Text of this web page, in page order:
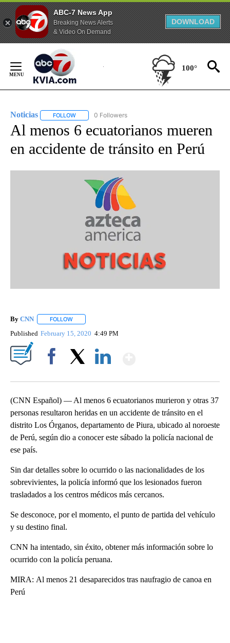
ABC-7 News App
Breaking News Alerts
& Video On Demand
DOWNLOAD
Content
100°
Noticias FOLLOW FOLLOW "NOTICIAS" TO RECEIVE NOTIFICATIONS
0 Followers
Al menos 6 ecuatorianos mueren
en accidente de tránsito en Perú
By CNN FOLLOW
Published February 15, 2020 4:49 PM
(CNN Español) — Al menos 6 ecuatorianos murieron y otras 37
personas resultaron heridas en un accidente de tránsito en el
distrito Los Órganos, departamento de Piura, ubicado al noroeste
de Perú, según dio a conocer este sábado la policía nacional de
ese país.
Sin dar detalles sobre lo ocurrido o las nacionalidades de los
sobrevivientes, la policía informó que los lesionados fueron
trasladados a los centros médicos más cercanos.
Se desconoce, por el momento, el punto de partida del vehículo
y su destino final.
CNN ha intentado, sin éxito, obtener más información sobre lo
ocurrido con la policía peruana.
MIRA: Al menos 21 desaparecidos tras naufragio de canoa en
Perú